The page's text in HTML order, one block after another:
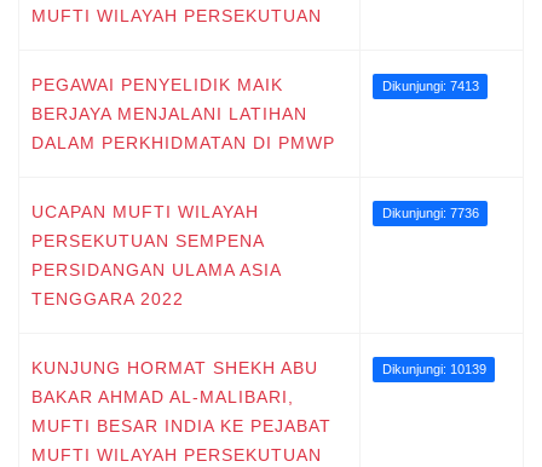
MUFTI WILAYAH PERSEKUTUAN
PEGAWAI PENYELIDIK MAIK
BERJAYA MENJALANI LATIHAN
DALAM PERKHIDMATAN DI PMWP
Dikunjungi: 7413
UCAPAN MUFTI WILAYAH
PERSEKUTUAN SEMPENA
PERSIDANGAN ULAMA ASIA
TENGGARA 2022
Dikunjungi: 7736
KUNJUNG HORMAT SHEKH ABU
BAKAR AHMAD AL-MALIBARI,
MUFTI BESAR INDIA KE PEJABAT
MUFTI WILAYAH PERSEKUTUAN
Dikunjungi: 10139